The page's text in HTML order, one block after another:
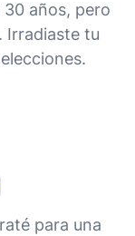
años, pero
Irradiaste tu
para una